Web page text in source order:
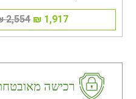
‏2,554 ₪
רכישה